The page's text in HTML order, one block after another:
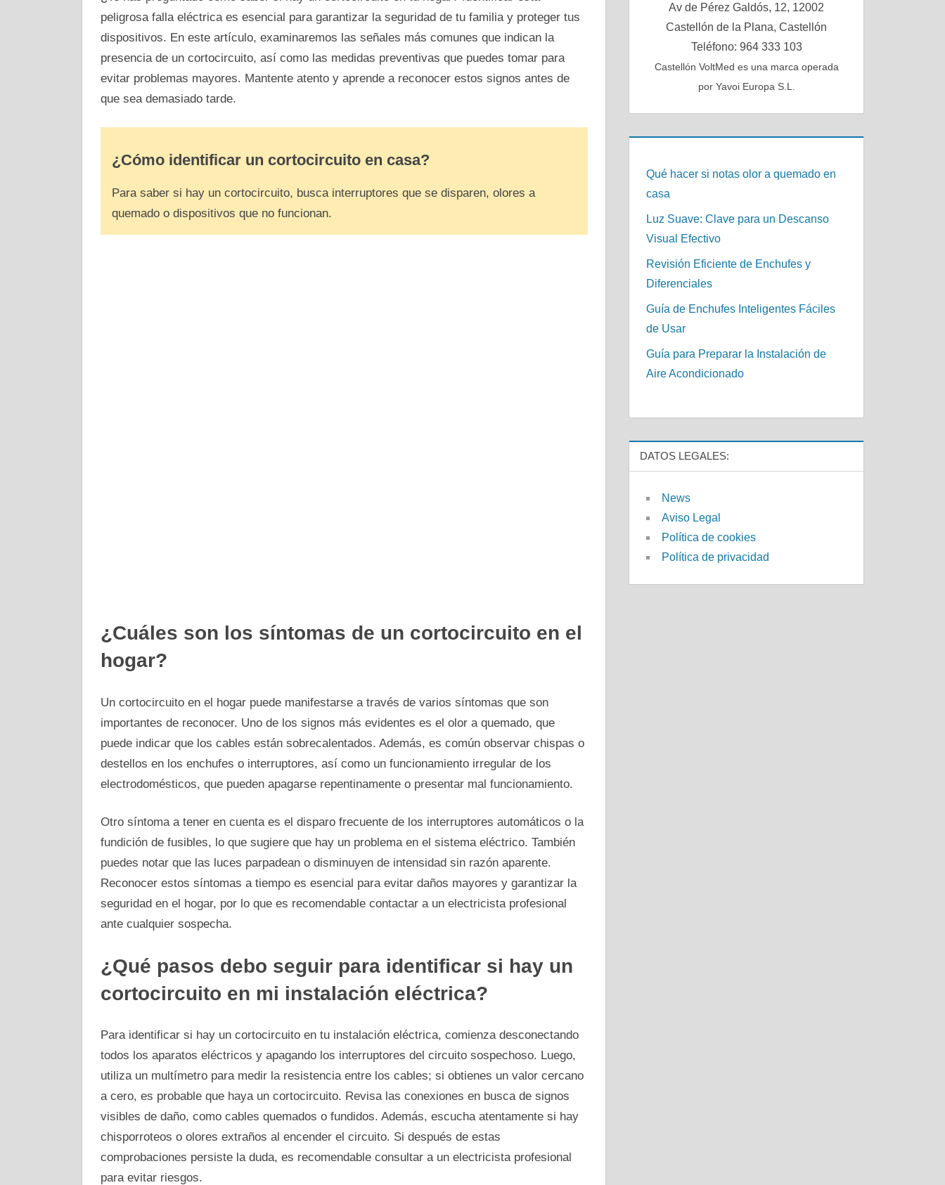
peligrosa falla eléctrica es esencial para garantizar la seguridad de tu familia y proteger tus
dispositivos. En este artículo, examinaremos las señales más comunes que indican la
presencia de un cortocircuito, así como las medidas preventivas que puedes tomar para
evitar problemas mayores. Mantente atento y aprende a reconocer estos signos antes de
que sea demasiado tarde.
¿Cómo identificar un cortocircuito en casa?
Para saber si hay un cortocircuito, busca interruptores que se disparen, olores a
quemado o dispositivos que no funcionan.
¿Cuáles son los síntomas de un cortocircuito en el
hogar?
Un cortocircuito en el hogar puede manifestarse a través de varios síntomas que son
importantes de reconocer. Uno de los signos más evidentes es el olor a quemado, que
puede indicar que los cables están sobrecalentados. Además, es común observar chispas o
destellos en los enchufes o interruptores, así como un funcionamiento irregular de los
electrodomésticos, que pueden apagarse repentinamente o presentar mal funcionamiento.
Otro síntoma a tener en cuenta es el disparo frecuente de los interruptores automáticos o la
fundición de fusibles, lo que sugiere que hay un problema en el sistema eléctrico. También
puedes notar que las luces parpadean o disminuyen de intensidad sin razón aparente.
Reconocer estos síntomas a tiempo es esencial para evitar daños mayores y garantizar la
seguridad en el hogar, por lo que es recomendable contactar a un electricista profesional
ante cualquier sospecha.
¿Qué pasos debo seguir para identificar si hay un
cortocircuito en mi instalación eléctrica?
Para identificar si hay un cortocircuito en tu instalación eléctrica, comienza desconectando
todos los aparatos eléctricos y apagando los interruptores del circuito sospechoso. Luego,
utiliza un multímetro para medir la resistencia entre los cables; si obtienes un valor cercano
a cero, es probable que haya un cortocircuito. Revisa las conexiones en busca de signos
visibles de daño, como cables quemados o fundidos. Además, escucha atentamente si hay
chisporroteos o olores extraños al encender el circuito. Si después de estas
comprobaciones persiste la duda, es recomendable consultar a un electricista profesional
para evitar riesgos.
Av de Pérez Galdós, 12, 12002
Castellón de la Plana, Castellón
Teléfono: 964 333 103
Castellón VoltMed es una marca operada
por Yavoi Europa S.L.
Qué hacer si notas olor a quemado en
casa
Luz Suave: Clave para un Descanso
Visual Efectivo
Revisión Eficiente de Enchufes y
Diferenciales
Guía de Enchufes Inteligentes Fáciles
de Usar
Guía para Preparar la Instalación de
Aire Acondicionado
DATOS LEGALES:
News
Aviso Legal
Política de cookies
Política de privacidad